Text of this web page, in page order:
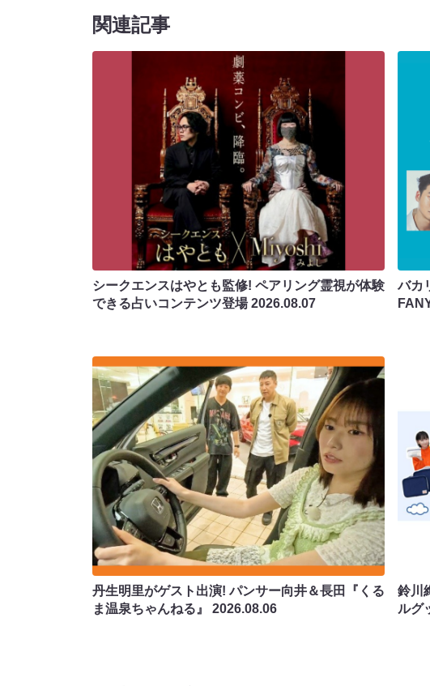
関連記事
シークエンスはやとも監修! ペアリング霊視が体験
できる占いコンテンツ登場2026.08.07
バカ
丹生明里がゲスト出演! パンサー向井＆長田『くる
ま温泉ちゃんねる』 2026.08.06
鈴川
ルグ